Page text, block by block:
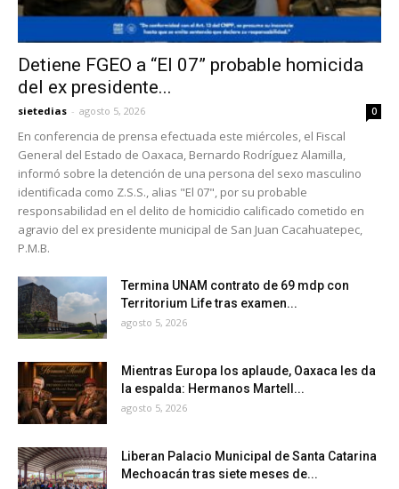
Detiene FGEO a “El 07” probable homicida
del ex presidente...
sietedias - agosto 5, 2026 0
En conferencia de prensa efectuada este miércoles, el Fiscal
General del Estado de Oaxaca, Bernardo Rodríguez Alamilla,
informó sobre la detención de una persona del sexo masculino
identificada como Z.S.S., alias "El 07", por su probable
responsabilidad en el delito de homicidio calificado cometido en
agravio del ex presidente municipal de San Juan Cacahuatepec,
P.M.B.
Termina UNAM contrato de 69 mdp con
Territorium Life tras examen...
agosto 5, 2026
Mientras Europa los aplaude, Oaxaca les da
la espalda: Hermanos Martell...
agosto 5, 2026
Liberan Palacio Municipal de Santa Catarina
Mechoacán tras siete meses de...